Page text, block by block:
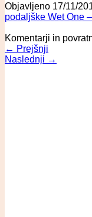
Objavljeno 17/11/
podaljške Wet One
Komentarji in
← Prejšnji
Naslednji →